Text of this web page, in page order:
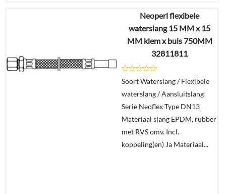
€100,78
€74,78
In
winkelmand
Neoperl flexibele
waterslang 15 MM x 15
MM klem x buis 750MM
32811811
Soort Waterslang / Flexibele
waterslang / Aansluitslang
Serie Neoflex Type DN13
Materiaal slang EPDM, rubber
met RVS omv. Incl.
koppeling(en) Ja Materiaal...